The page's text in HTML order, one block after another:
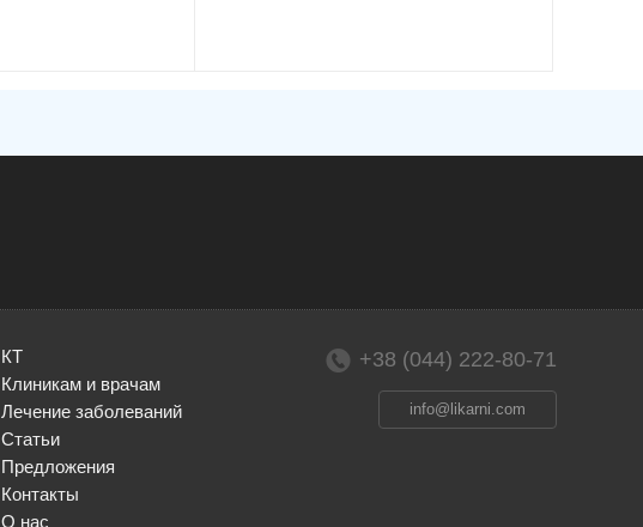
КТ
Клиникам и врачам
Лечение заболеваний
Статьи
Предложения
Контакты
О нас
+38 (044) 222-80-71
info@likarni.com